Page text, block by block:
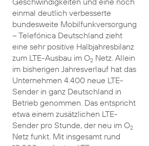
einmal deutlich verbesserte
bundesweite Mobilfunkversorgung
– Telefónica Deutschland zieht
eine sehr positive Halbjahresbilanz
zum LTE-Ausbau im O2Netz. Allein
im bisherigen Jahresverlauf hat das
Unternehmen 4.400 neue LTE-
Sender in ganz Deutschland in
Betrieb genommen. Das entspricht
etwa einem zusätzlichen LTE-
Sender pro Stunde, der neu im O2
Netz funkt. Mit insgesamt rund